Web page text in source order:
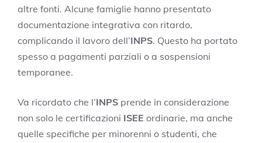
altre fonti. Alcune famiglie hanno presentato
documentazione integrativa con ritardo,
complicando il lavoro dell’INPS. Questo ha portato
spesso a pagamenti parziali o a sospensioni
temporanee.
Va ricordato che l’INPS prende in considerazione
non solo le certificazioni ISEE ordinarie, ma anche
quelle specifiche per minorenni o studenti, che